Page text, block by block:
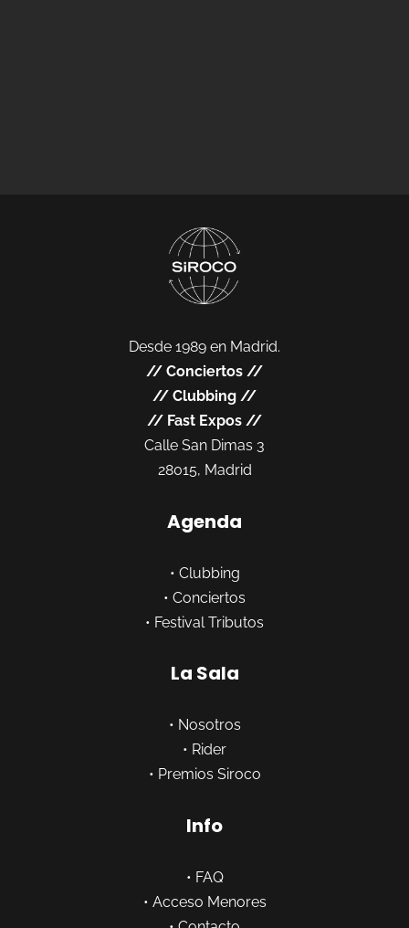
Desde 1989 en Madrid.
// Conciertos //
// Clubbing //
// Fast Expos //
Calle San Dimas 3
28015, Madrid
Agenda
• Clubbing
• Conciertos
• Festival Tributos
La Sala
• Nosotros
• Rider
• Premios Siroco
Info
• FAQ
• Acceso Menores